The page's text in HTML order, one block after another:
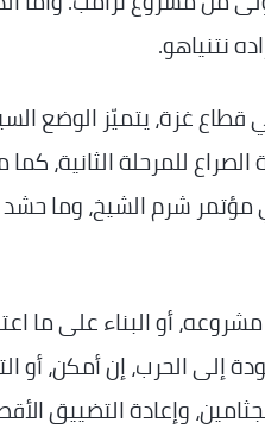
نتنياهو.
غزة، يتميّز الوضع
للمرحلة الثانية،
شرم الشيخ، وما حشد
أو البناء على ما
إلى الحرب، إن أمكن، أو
وإعادة التضييق